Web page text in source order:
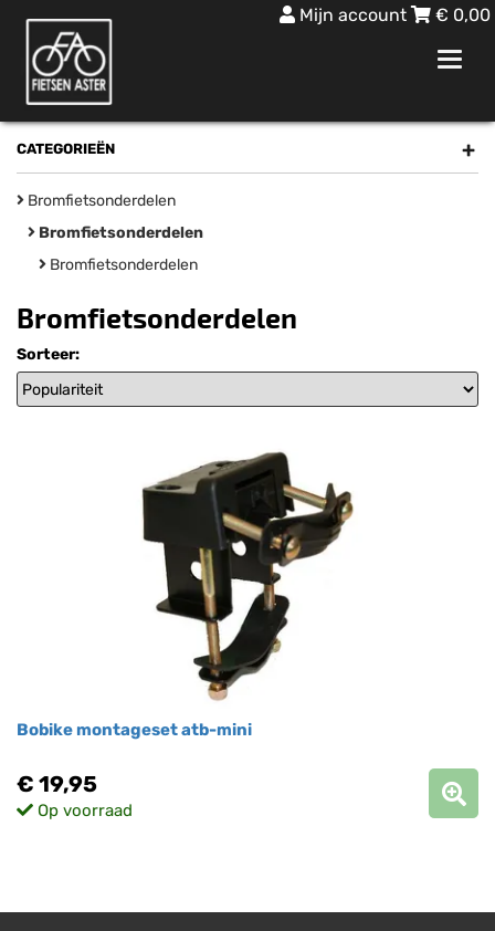
Mijn account € 0,00
CATEGORIEËN +
Bromfietsonderdelen
Bromfietsonderdelen
Bromfietsonderdelen
Bromfietsonderdelen
Sorteer:
Bobike montageset atb-mini
€ 19,95
Op voorraad